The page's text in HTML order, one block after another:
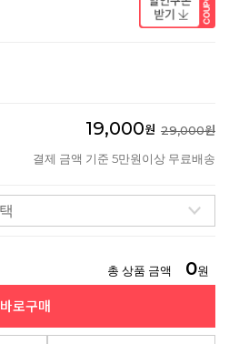
19,000원 29,000원
결제 금액 기준 5만원이상 무료배송
총 상품 금액 0원
바로구매